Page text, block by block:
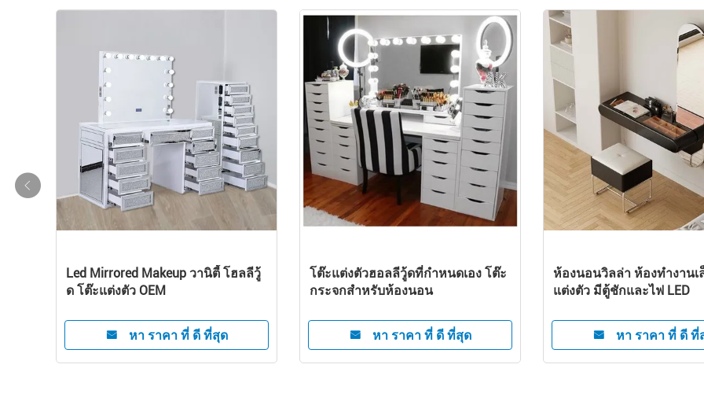
โมเดิร์นเมคอัพ วานิตี้ โต๊ะแต่งตัว โฮ
ลลีวู้ด กระจก บอร์ด MDF
หา ราคา ที่ ดี ที่สุด
ห้องนอนไม้ฮอลลีวู้ด กระจกและโต๊ะ
แต่งกาย Vanity ด้วยแสง
หา ราคา ที่ ดี ที่สุด
CE Certified Girls Makeup
Desk โต๊ะแต่งตัว เฟอร์นิเจ
หา ราคา ที่ ดี ที่